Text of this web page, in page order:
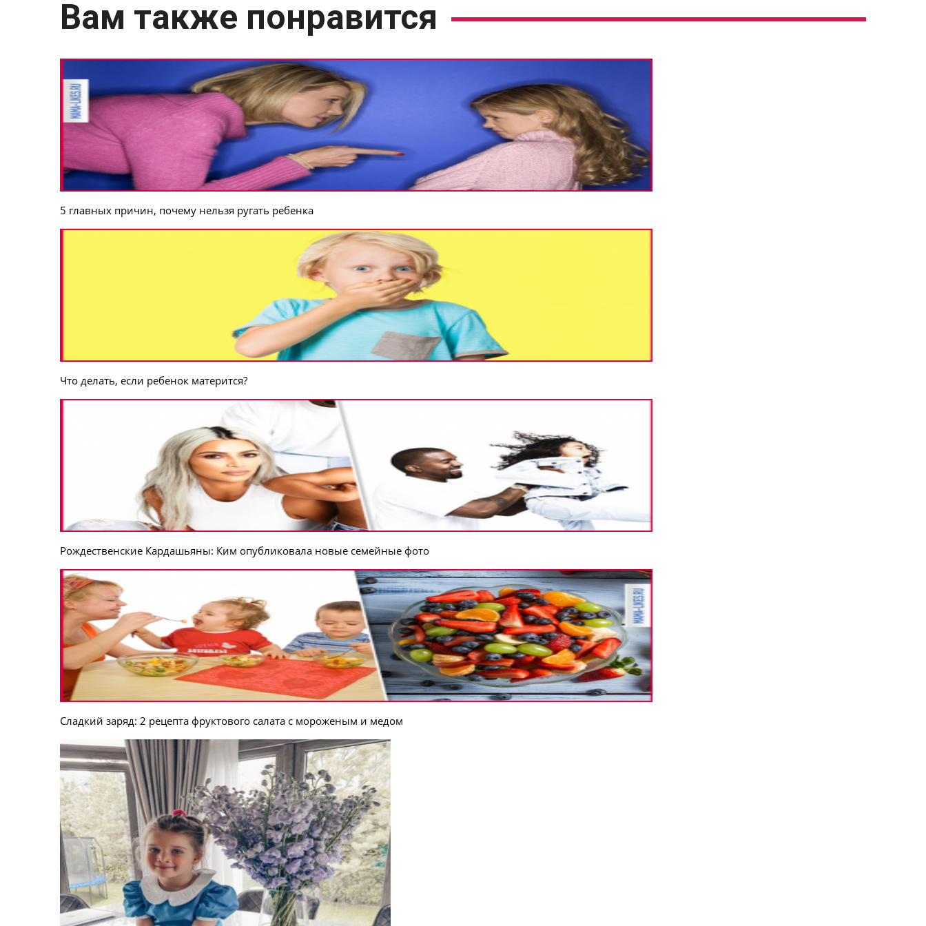
Вам также понравится
5 главных причин, почему нельзя ругать ребенка
Что делать, если ребенок матерится?
Рождественские Кардашьяны: Ким опубликовала новые семейные фото
Сладкий заряд: 2 рецепта фруктового салата с мороженым и медом